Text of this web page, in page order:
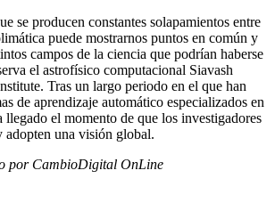
se producen constantes solapamientos entre
puede mostrarnos puntos en común y
campos de la ciencia que podrían haberse
el astrofísico computacional Siavash
Tras un largo periodo en el que han
de aprendizaje automático especializados en
llegado el momento de que los investigadores
adopten una visión global.
por CambioDigital OnLine